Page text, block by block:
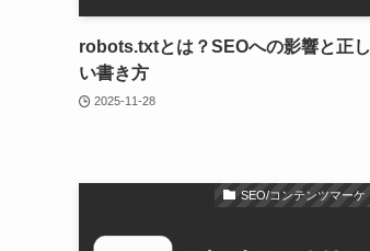
robots.txtとは？SEOへの影響と正し
い書き方
2025-11-28
SEO/コンテンツマーケ